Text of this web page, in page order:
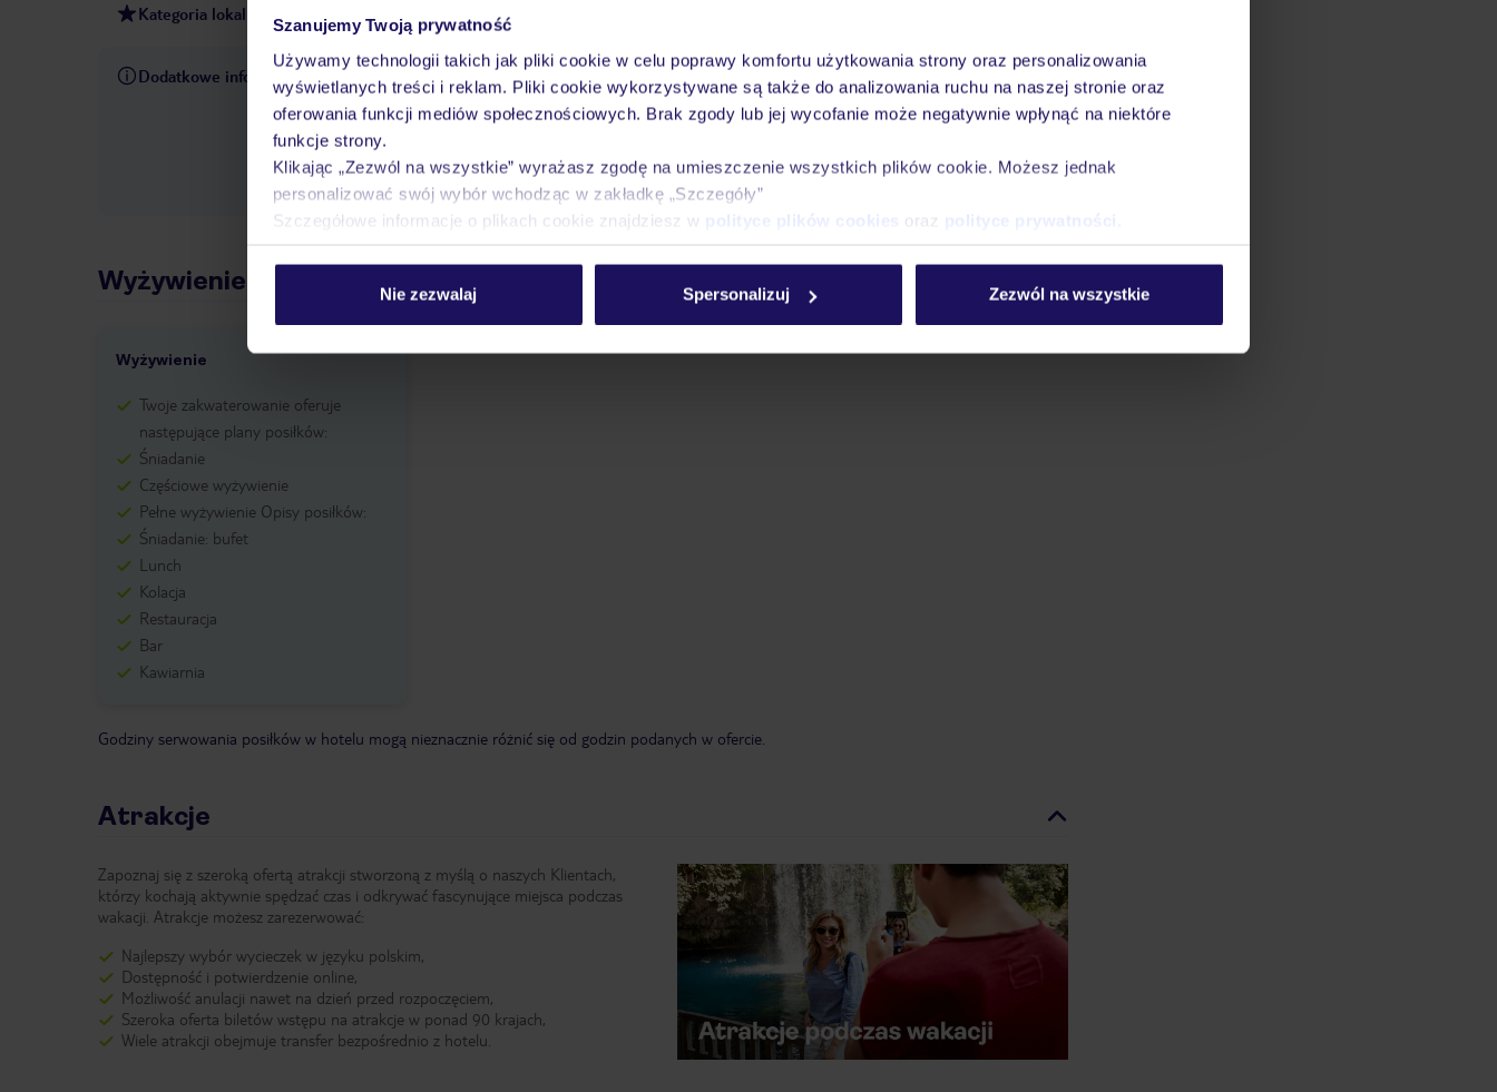
Szanujemy Twoją prywatność
Używamy technologii takich jak pliki cookie w celu poprawy komfortu użytkowania strony oraz personalizowania
wyświetlanych treści i reklam. Pliki cookie wykorzystywane są także do analizowania ruchu na naszej stronie oraz
oferowania funkcji mediów społecznościowych. Brak zgody lub jej wycofanie może negatywnie wpłynąć na niektóre
funkcje strony.
Klikając „Zezwól na wszystkie” wyrażasz zgodę na umieszczenie wszystkich plików cookie. Możesz jednak
personalizować swój wybór wchodząc w zakładkę „Szczegóły”
Szczegółowe informacje o plikach cookie znajdziesz w polityce plików cookies oraz polityce prywatności
Nie zezwalaj Spersonalizuj Zezwól na wszystkie
Kategoria lokalna 4 gwiazdki
Dodatkowe informacje
W rezerwowanym hotelu opieka wyłącznie poprzez TUI Service Center 24/7: mailowo, telefonicznie, SMS i za
pośrednictwem czatu w aplikacji TUI w serwisie myTUI. W aplikacji TUI znajdą Państwo mnóstwo przydatnych
informacji dotyczących przebiegu podróży i miejsca wypoczynku. Za jej pośrednictwem można rezerwować
również wycieczki fakultatywne. Jeśli potrzebują Państwo naszej pomocy TUI podczas wypoczynku, jesteśmy
do Państwa dyspozycji telefonicznie oraz sms-owo. Szczegóły
tutaj .
Wyżywienie
Wyżywienie
Twoje zakwaterowanie oferuje
następujące plany posiłków:
Śniadanie
Częściowe wyżywienie
Pełne wyżywienie Opisy posiłków:
Śniadanie: bufet
Lunch
Kolacja
Restauracja
Bar
Kawiarnia
Godziny serwowania posiłków w hotelu mogą nieznacznie różnić się od godzin podanych w ofercie.
Atrakcje
Zapoznaj się z szeroką ofertą atrakcji stworzoną z myślą o naszych Klientach,
którzy kochają aktywnie spędzać czas i odkrywać fascynujące miejsca podczas
wakacji. Atrakcje możesz zarezerwować:
Najlepszy wybór wycieczek w języku polskim,
Dostępność i potwierdzenie online,
Możliwość anulacji nawet na dzień przed rozpoczęciem,
Szeroka oferta biletów wstępu na atrakcje w ponad 90 krajach,
Wiele atrakcji obejmuje transfer bezpośrednio z hotelu.